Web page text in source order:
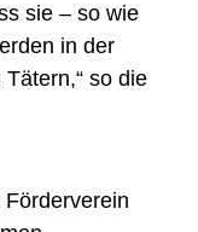
sie – so wie
in der
so die